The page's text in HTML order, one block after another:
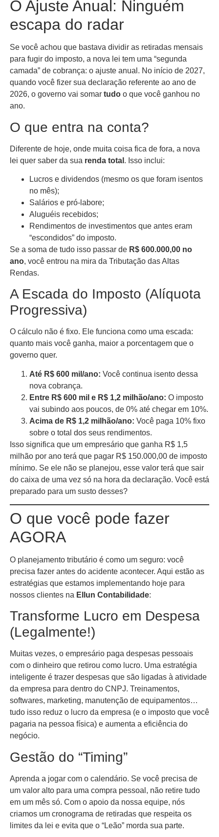
O Ajuste Anual: Ninguém
escapa do radar
Se você achou que bastava dividir as retiradas mensais
para fugir do imposto, a nova lei tem uma “segunda
camada” de cobrança: o ajuste anual. No início de 2027,
quando você fizer sua declaração referente ao ano de
2026, o governo vai somar tudo o que você ganhou no
ano.
O que entra na conta?
Diferente de hoje, onde muita coisa fica de fora, a nova
lei quer saber da sua renda total . Isso inclui:
Lucros e dividendos (mesmo os que foram isentos
no mês);
Salários e pró-labore;
Aluguéis recebidos;
Rendimentos de investimentos que antes eram
“escondidos” do imposto.
Se a soma de tudo isso passar de R$ 600.000,00 no
ano, você entrou na mira da Tributação das Altas
Rendas.
A Escada do Imposto (Alíquota
Progressiva)
O cálculo não é fixo. Ele funciona como uma escada:
quanto mais você ganha, maior a porcentagem que o
governo quer.
Até R$ 600 mil/ano: Você continua isento dessa
nova cobrança.
Entre R$ 600 mil e R$ 1,2 milhão/ano: O imposto
vai subindo aos poucos, de 0% até chegar em 10%.
Acima de R$ 1,2 milhão/ano: Você paga 10% fixo
sobre o total dos seus rendimentos.
Isso significa que um empresário que ganha R$ 1,5
milhão por ano terá que pagar R$ 150.000,00 de imposto
mínimo. Se ele não se planejou, esse valor terá que sair
do caixa de uma vez só na hora da declaração. Você está
preparado para um susto desses?
O que você pode fazer
AGORA
O planejamento tributário é como um seguro: você
precisa fazer antes do acidente acontecer. Aqui estão as
estratégias que estamos implementando hoje para
nossos clientes na Ellun Contabilidade:
Transforme Lucro em Despesa
(Legalmente!)
Muitas vezes, o empresário paga despesas pessoais
com o dinheiro que retirou como lucro. Uma estratégia
inteligente é trazer despesas que são ligadas à atividade
da empresa para dentro do CNPJ. Treinamentos,
softwares, marketing, manutenção de equipamentos…
tudo isso reduz o lucro da empresa (e o imposto que você
pagaria na pessoa física) e aumenta a eficiência do
negócio.
Gestão do “Timing”
Aprenda a jogar com o calendário. Se você precisa de
um valor alto para uma compra pessoal, não retire tudo
em um mês só. Com o apoio da nossa equipe, nós
criamos um cronograma de retiradas que respeita os
limites da lei e evita que o “Leão” morda sua parte.